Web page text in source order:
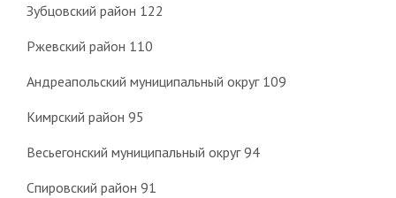
Зубцовский район 122
Ржевский район 110
Андреапольский муниципальный округ 109
Кимрский район 95
Весьегонский муниципальный округ 94
Спировский район 91